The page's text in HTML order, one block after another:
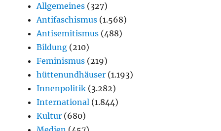
Allgemeines (327)
Antifaschismus (1.568)
Antisemitismus (488)
Bildung (210)
Feminismus (219)
hüttenundhäuser (1.193)
Innenpolitik (3.282)
International (1.844)
Kultur (680)